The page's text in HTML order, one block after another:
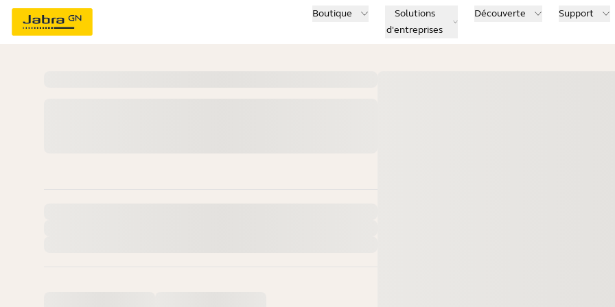
Boutique
Solutions
d'entreprises
Découverte Support